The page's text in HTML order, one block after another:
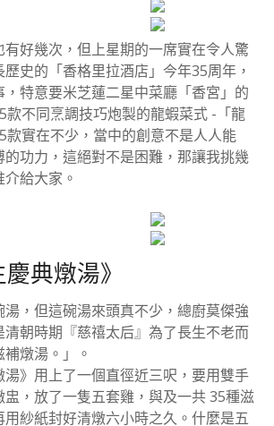
好幾次，但上星期的一席實在令人驚
史的「香格里拉酒店」今年35周年，
特意要米芝蓮二星中菜廳「香宮」的
款不同烹調技巧炮製的龍蝦菜式 -「龍
款實在不少，當中的創意不是人人能
的功力，這絕對不是困難，那讓我挑幾
給大家。
典燉湯》
，但這碗湯來頭真不少，總廚莫傑強
清朝時期『慈禧太后』為了長生不老而
燉湯。」。
湯》用上了一個直徑近三呎，要用雙手
，放了一隻五套雞，與及一共 35種滋
紗紙封好清燉六小時之久。什麼是五